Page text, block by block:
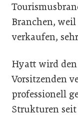
Branchen, weil
verkaufen,
Hyatt wird
Vorsitzenden
professionell
Strukturen